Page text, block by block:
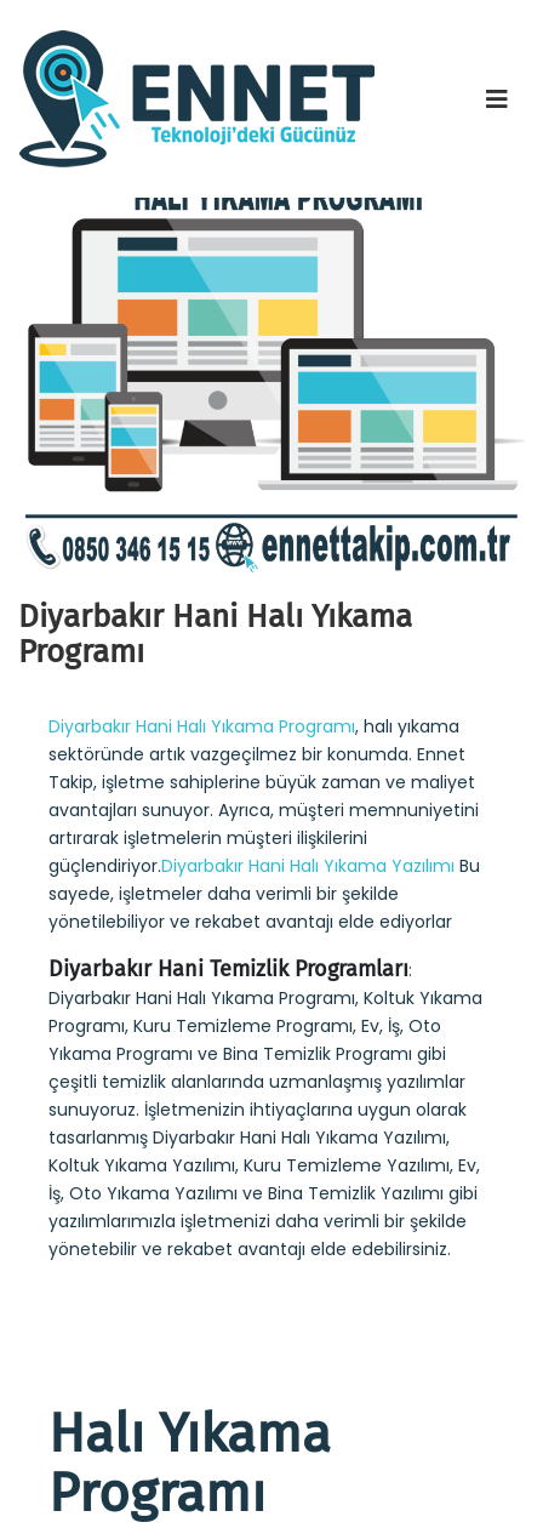
Diyarbakır Hani Halı Yıkama
Programı
Diyarbakır Hani Halı Yıkama Programı, halı yıkama
sektöründe artık vazgeçilmez bir konumda. Ennet
Takip, işletme sahiplerine büyük zaman ve maliyet
avantajları sunuyor. Ayrıca, müşteri memnuniyetini
artırarak işletmelerin müşteri ilişkilerini
güçlendiriyor.Diyarbakır Hani Halı Yıkama Yazılımı Bu
sayede, işletmeler daha verimli bir şekilde
yönetilebiliyor ve rekabet avantajı elde ediyorlar
Diyarbakır Hani Temizlik Programları:
Diyarbakır Hani Halı Yıkama Programı, Koltuk Yıkama
Programı, Kuru Temizleme Programı, Ev, İş, Oto
Yıkama Programı ve Bina Temizlik Programı gibi
çeşitli temizlik alanlarında uzmanlaşmış yazılımlar
sunuyoruz. İşletmenizin ihtiyaçlarına uygun olarak
tasarlanmış Diyarbakır Hani Halı Yıkama Yazılımı,
Koltuk Yıkama Yazılımı, Kuru Temizleme Yazılımı, Ev,
İş, Oto Yıkama Yazılımı ve Bina Temizlik Yazılımı gibi
yazılımlarımızla işletmenizi daha verimli bir şekilde
yönetebilir ve rekabet avantajı elde edebilirsiniz.
Halı Yıkama
Programı